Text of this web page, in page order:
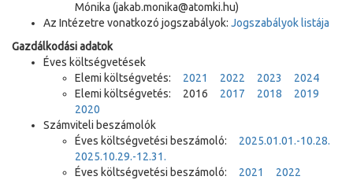
Mónika (jakab.monika@atomki.hu)
Az Intézetre vonatkozó jogszabályok: Jogszabályok listája
Gazdálkodási adatok
Éves költségvetések
Elemi költségvetés: 2021 2022 2023
2024
Elemi költségvetés: 2016 2017 2018
2019
2020
Számviteli beszámolók
Éves költségvetési beszámoló: 2025.01.01.-10.28.
2025.10.29.-12.31.
Éves költségvetési beszámoló: 2021
2022